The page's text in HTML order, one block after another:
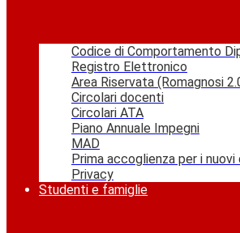
Codice di Comportamento
Registro Elettronico
Area Riservata (Romagnosi
Circolari docenti
Circolari ATA
Piano Annuale Impegni
MAD
Prima accoglienza per i
Privacy
Studenti e famiglie